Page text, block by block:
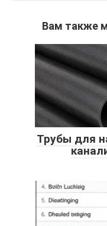
Вам также
Трубы для